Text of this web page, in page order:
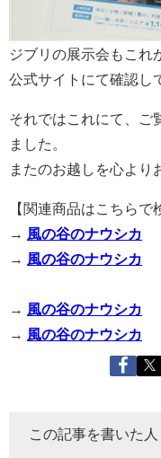
ジブリの展示会もこれ
公式サイトにて確認し
それではこれにて、ご
ました。
またのお越しを心より
【関連商品はこちらで
→ 風の谷のナウシカ
→ 風の谷のナウシカ
→ 風の谷のナウシカ
→ 風の谷のナウシカ
この記事を書いた人